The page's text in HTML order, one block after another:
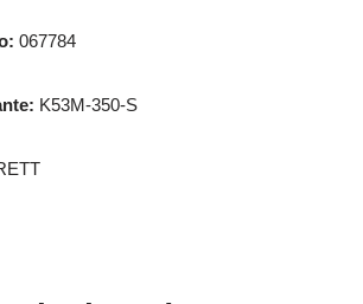
067784
K53M-350-S